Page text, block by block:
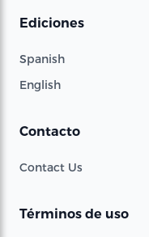
Ediciones
Spanish
English
Contacto
Contact Us
Términos de uso